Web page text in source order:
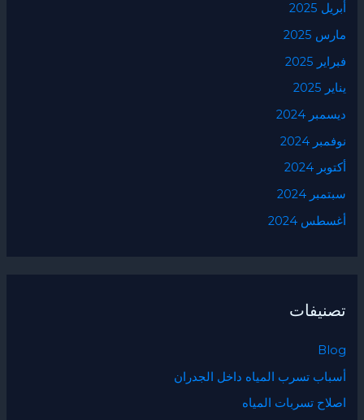
أبريل 2025
مارس 2025
فبراير 2025
يناير 2025
ديسمبر 2024
نوفمبر 2024
أكتوبر 2024
سبتمبر 2024
أغسطس 2024
تصنيفات
Blog
أسباب تسرب المياه داخل الجدران
اصلاح تسربات المياه